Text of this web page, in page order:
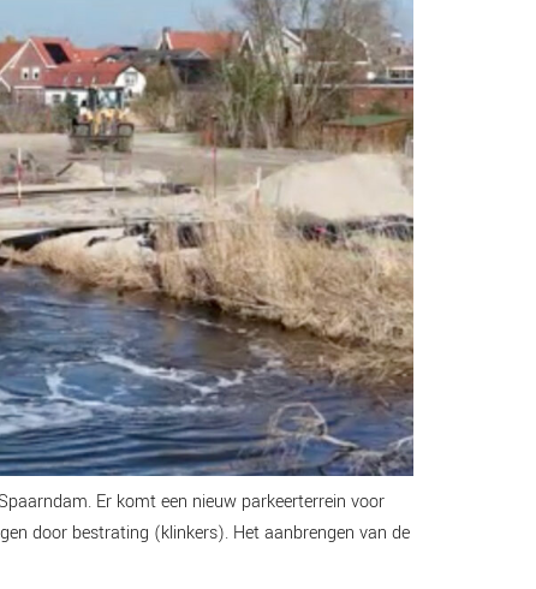
Er komt een nieuw parkeerterrein voor
door bestrating (klinkers). Het aanbrengen van de